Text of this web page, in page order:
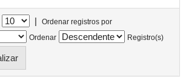
|
Ordenar registros por
Ordenar
Registro(s)